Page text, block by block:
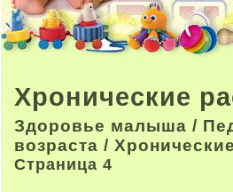
Хронические
Здоровье малыша /
возраста /
Страница 4